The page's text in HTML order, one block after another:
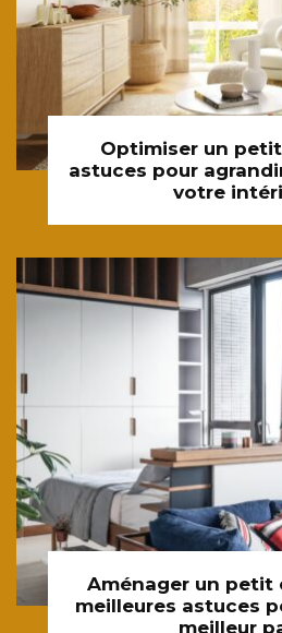
Optimiser un
astuces pour
votre
Aménager un petit
meilleures astuces
meilleur